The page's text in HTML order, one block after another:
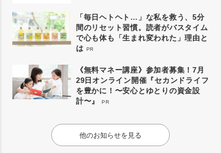
「毎日ヘトヘト…」な私を救う、5分
間のリセット習慣。読者がバスタイム
で心も体も「生まれ変われた」理由と
は PR
《無料マネー講座》参加者募集！7月
29日オンライン開催『セカンドライフ
を豊かに！〜安心とゆとりの資金設
計〜』
PR
他のお知らせを見る